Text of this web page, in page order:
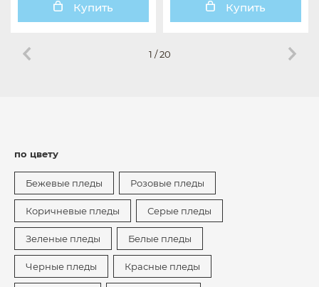
Купить Купить
1 /20
по цвету
Бежевые пледы Розовые пледы
Коричневые пледы Серые пледы
Зеленые пледы Белые пледы
Черные пледы Красные пледы